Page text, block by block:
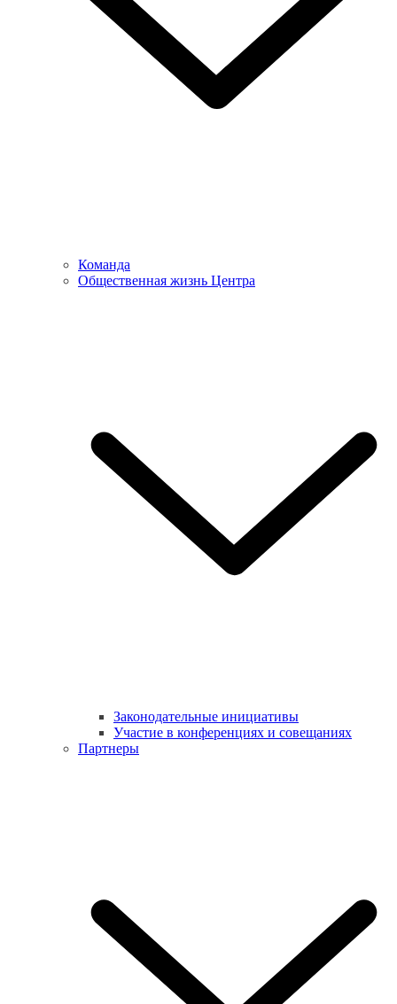
Команда
Общественная жизнь Центра
Законодательные инициативы
Участие в конференциях и совещаниях
Партнеры